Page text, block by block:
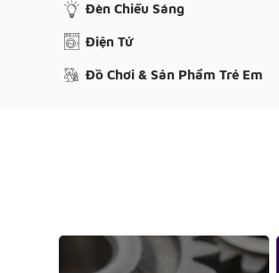
Đèn Chiếu Sáng
Điện Tử
Đồ Chơi & Sản Phẩm Trẻ Em